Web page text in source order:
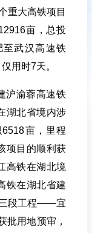
重大高铁项目
亩，总投
至武汉高速铁
用时7天。
沪渝蓉高速铁
湖北省境内涉
亩，里程
项目的顺利获
高铁在湖北境
铁在湖北省建
三段工程——宜
批用地预审，